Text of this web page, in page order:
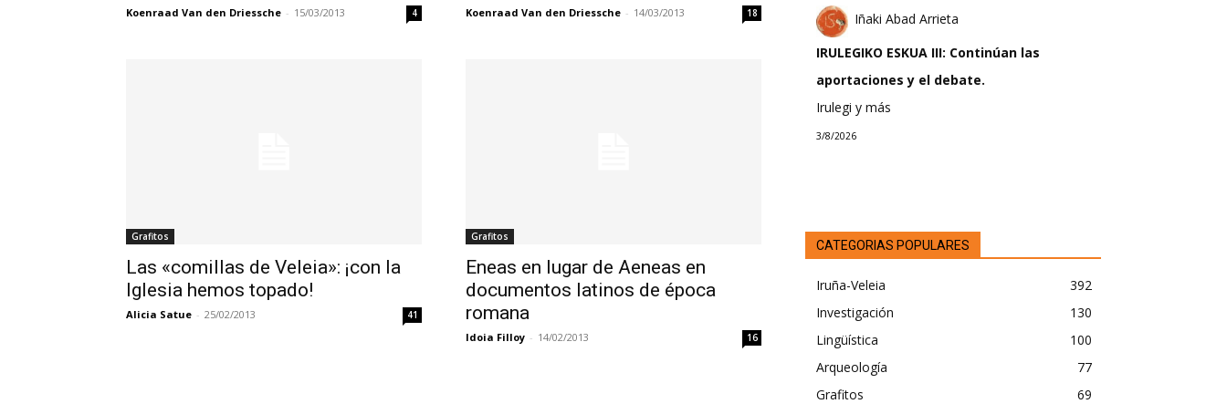
Koenraad Van den Driessche - 15/03/2013 4 Koenraad Van den Driessche - 14/03/2013 18
Grafitos
Las «comillas de Veleia»: ¡con la
Iglesia hemos topado!
Alicia Satue - 25/02/2013 41
Grafitos
Eneas en lugar de Aeneas en
documentos latinos de época
romana
Idoia Filloy - 14/02/2013 16
Iñaki Abad Arrieta
IRULEGIKO ESKUA III: Continúan las
aportaciones y el debate.
Irulegi y más
3/8/2026
CATEGORIAS POPULARES
Iruña-Veleia
392
Investigación
130
Lingüística
100
Arqueología
77
Grafitos
69